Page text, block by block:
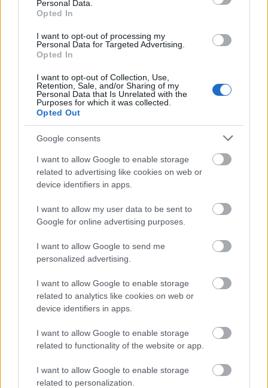
Personal Data.
Opted In
I want to opt-out of processing my
Personal Data for Targeted Advertising.
Opted In
I want to opt-out of Collection, Use,
Retention, Sale, and/or Sharing of my
Personal Data that Is Unrelated with the
Purposes for which it was collected.
Opted Out
Google consents
I want to allow Google to enable storage
related to advertising like cookies on web or
device identifiers in apps.
I want to allow my user data to be sent to
Google for online advertising purposes.
I want to allow Google to send me
personalized advertising.
I want to allow Google to enable storage
related to analytics like cookies on web or
device identifiers in apps.
I want to allow Google to enable storage
related to functionality of the website or app.
I want to allow Google to enable storage
related to personalization.
vorsichtig die Festigkeit eines Hutes und heben ihn
feine Details untersuchen, die eine Art von einer
anderen unterscheiden könnten. Dieses achtsame
potenziellen Vorteile und Risiken der
Pilzidentifizierung wider, da der Wald sowohl
essbare Schätze als auch giftige Doppelgänger
bietet. Die Kleidung der Person, schlicht und
praktisch, verdeutlicht die Absicht, Funktionalität
mit dem Eintauchen in die Natur zu verbinden,
anstatt die Aufmerksamkeit von der stillen
Schönheit der Szene abzulenken.
zeigt Pilze, die sich nicht nur in Farbe, sondern auch
in Größe und Form unterscheiden. Kleinere, jüngere
umgestürzten Baumes empor, während größere und
reifere sich weit ausbreiten, ihre Lamellen sind
unter den breiter werdenden Hüten verborgen,
aber nur angedeutet. Einige der Arten ähneln
gewöhnlichen essbaren Pflanzen wie Shiitake,
Austernpilz oder Crimini, obwohl solche
Ähnlichkeiten in freier Wildbahn nicht immer ein
zuverlässiger Indikator für Sicherheit sind. Die
Gegenüberstellung junger, zarter Pilze mit
robusten, voll entwickelten Pilzen vermittelt den
natürlichen Kreislauf von Leben, Verfall und